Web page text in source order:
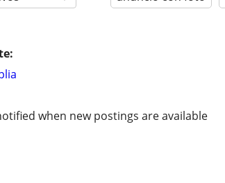
when new postings are available